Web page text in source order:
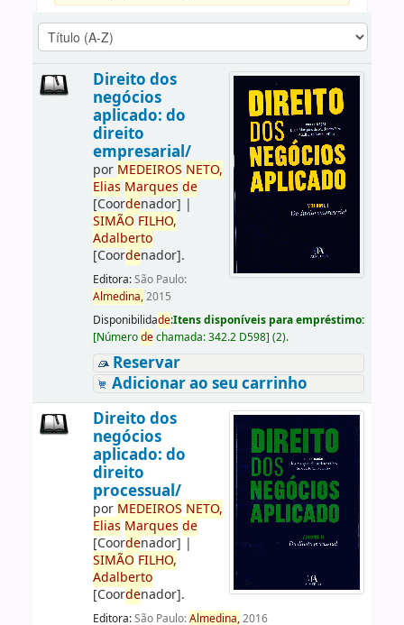
Direito dos
negócios
aplicado: do
direito
empresarial/
por MEDEIROS NETO,
Elias Marques de
[Coordenador] |
SIMÃO FILHO,
Adalberto
[Coordenador].
Editora:São Paulo:
Almedina,2015
Disponibilidade:Itens disponíveis para empréstimo:
[Númerodechamada:342.2 D598] (2).
Reservar
Adicionar ao seu carrinho
Direito dos
negócios
aplicado: do
direito
processual/
por MEDEIROS NETO,
Elias Marques de
[Coordenador] |
SIMÃO FILHO,
Adalberto
[Coordenador].
Editora:São Paulo:Almedina,2016